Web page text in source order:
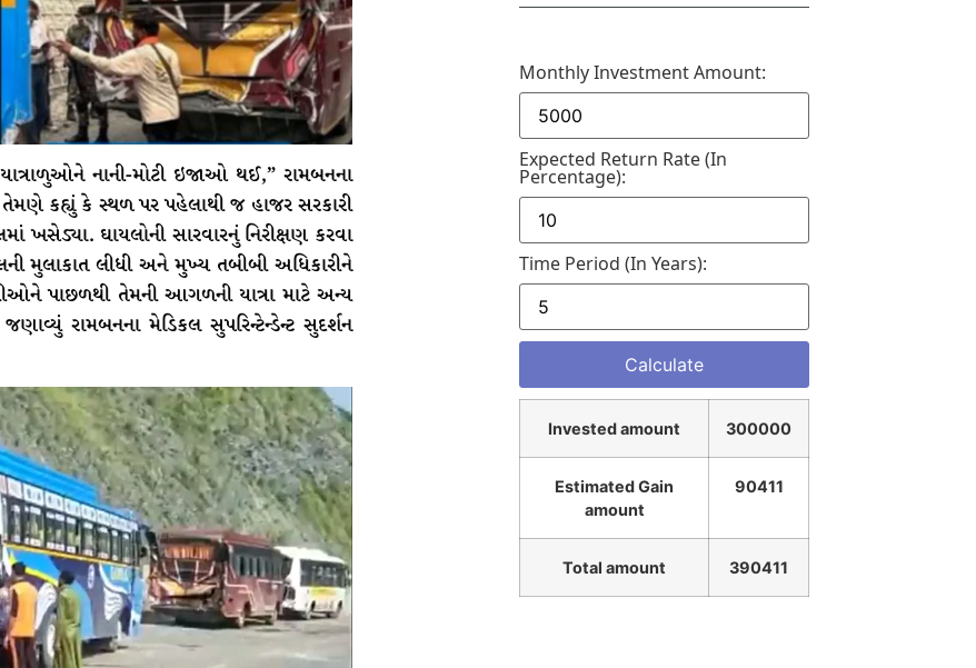
નાની-મોટી ઇજાઓ થઈ,” રામબનના
કહ્યું કે સ્થળ પર પહેલાથી જ હાજર સરકારી
ખસેડ્યા. ઘાયલોની સારવારનું નિરીક્ષણ કરવા
મુલાકાત લીધી અને મુખ્ય તબીબી અધિકારીને
પાછળથી તેમની આગળની યાત્રા માટે અન્ય
રામબનના મેડિકલ સુપરિન્ટેન્ડેન્ટ સુદર્શન
Monthly Investment Amount:
Expected Return Rate (in
Percentage):
Time Period (in Years):
Invested amount 300000
Estimated Gain
amount
90411
Total amount 390411